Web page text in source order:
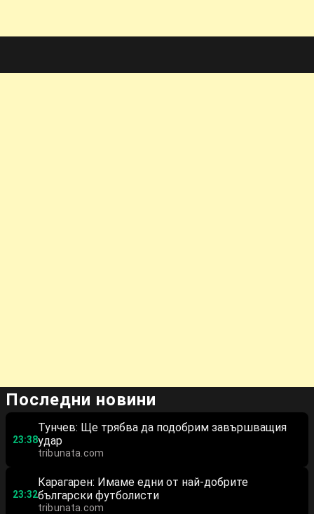
Последни новини
23:38
Тунчев: Ще трябва да подобрим завършващия
удар
tribunata.com
23:32
Карагарен: Имаме едни от най-добрите
български футболисти
tribunata.com